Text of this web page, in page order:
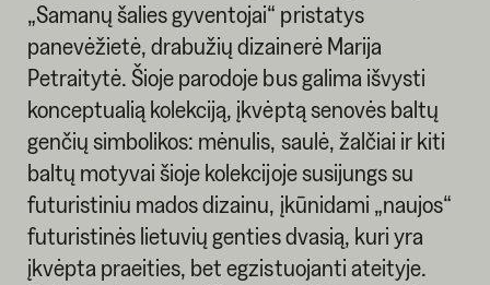
„Samanų šalies gyventojai“ pristatys
panevėžietė, drabužių dizainerė Marija
Petraitytė. Šioje parodoje bus galima išvysti
konceptualią kolekciją, įkvėptą senovės baltų
genčių simbolikos: mėnulis, saulė, žalčiai ir kiti
baltų motyvai šioje kolekcijoje susijungs su
futuristiniu mados dizainu, įkūnidami „naujos“
futuristinės lietuvių genties dvasią, kuri yra
įkvėpta praeities, bet egzistuojanti ateityje.